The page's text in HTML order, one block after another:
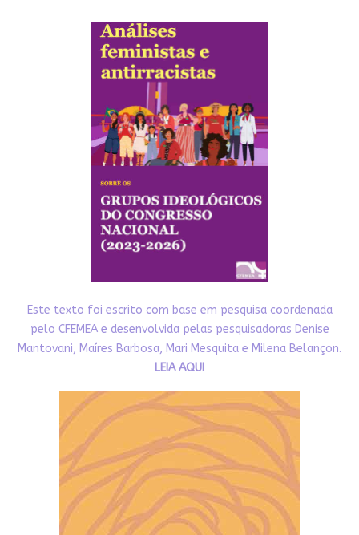
Este texto foi escrito com base em pesquisa coordenada
pelo CFEMEA e desenvolvida pelas pesquisadoras Denise
Mantovani, Maíres Barbosa, Mari Mesquita e Milena Belançon.
LEIA AQUI